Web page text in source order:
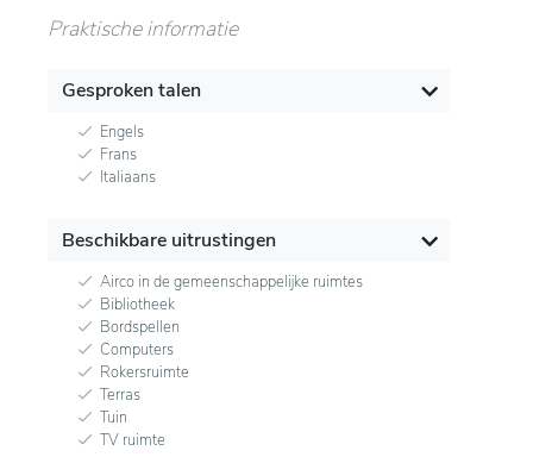
Praktische informatie
Gesproken talen
Engels
Frans
Italiaans
Beschikbare uitrustingen
Airco in de gemeenschappelijke ruimtes
Bibliotheek
Bordspellen
Computers
Rokersruimte
Terras
Tuin
TV ruimte